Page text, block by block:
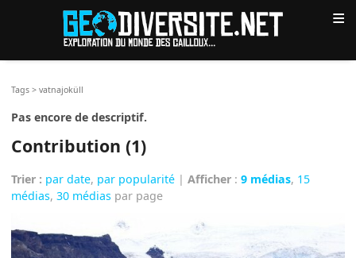
≡
Tags >vatnajoküll
Pas encore de descriptif.
Contribution (1)
Trier : par date, par popularité |Afficher :9 médias, 15
médias,30 médias par page